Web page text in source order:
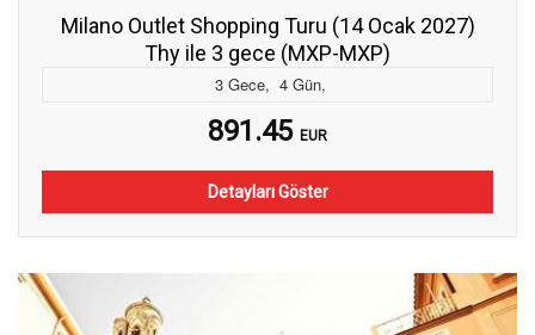
Milano Outlet Shopping Turu (14 Ocak 2027)
Thy ile 3 gece (MXP-MXP)
3 Gece, 4 Gün,
891.45 EUR
Detayları Göster